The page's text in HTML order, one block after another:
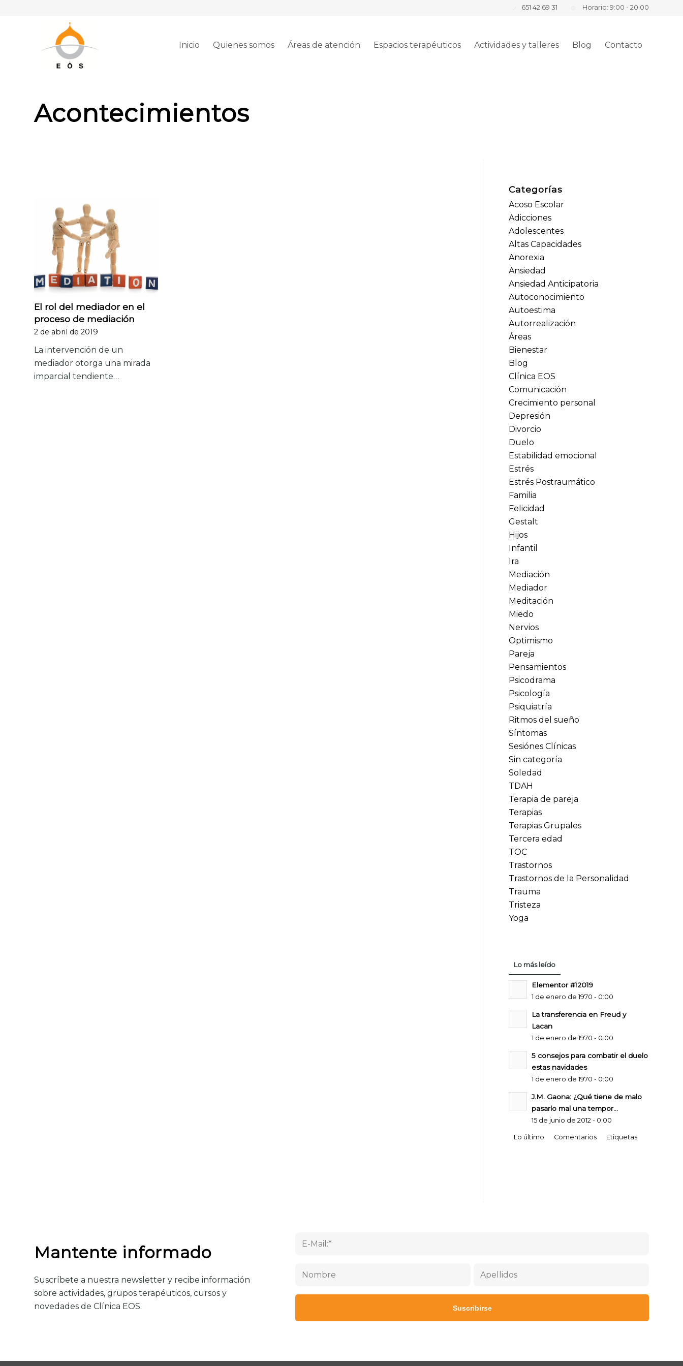
651 42 69 31 Horario: 9:00 - 20:00
Inicio Quienes somos Áreas de atención Espacios terapéuticos Actividades y talleres Blog Contacto
Acontecimientos
El rol del mediador en el
proceso de mediación
2 de abril de 2019
La intervención de un
mediador otorga una mirada
imparcial tendiente…
Categorías
Acoso Escolar
Adicciones
Adolescentes
Altas Capacidades
Anorexia
Ansiedad
Ansiedad Anticipatoria
Autoconocimiento
Autoestima
Autorrealización
Áreas
Bienestar
Blog
Clínica EOS
Comunicación
Crecimiento personal
Depresión
Divorcio
Duelo
Estabilidad emocional
Estrés
Estrés Postraumático
Familia
Felicidad
Gestalt
Hijos
Infantil
Ira
Mediación
Mediador
Meditación
Miedo
Nervios
Optimismo
Pareja
Pensamientos
Psicodrama
Psicología
Psiquiatría
Ritmos del sueño
Síntomas
Sesiónes Clínicas
Sin categoría
Soledad
TDAH
Terapia de pareja
Terapias
Terapias Grupales
Tercera edad
TOC
Trastornos
Trastornos de la Personalidad
Trauma
Tristeza
Yoga
Lo más leído
Elementor #12019
1 de enero de 1970 - 0:00
La transferencia en Freud y
Lacan
1 de enero de 1970 - 0:00
5 consejos para combatir el duelo
estas navidades
1 de enero de 1970 - 0:00
J.M. Gaona: ¿Qué tiene de malo
pasarlo mal una tempor...
15 de junio de 2012 - 0:00
Lo último Comentarios Etiquetas
Mantente informado
Suscríbete a nuestra newsletter y recibe información
sobre actividades, grupos terapéuticos, cursos y
novedades de Clínica EOS.